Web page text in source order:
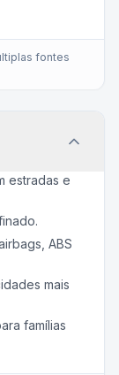
fontes
estradas e
ABS
mais
famílias